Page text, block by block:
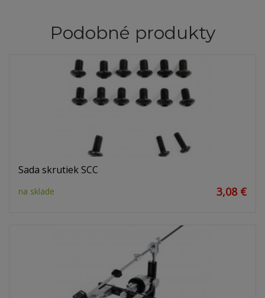
Podobné produkty
Sada skrutiek SCC
na sklade 3,08 €